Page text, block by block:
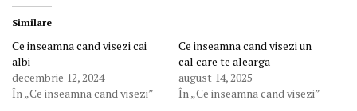
Similare
Ce inseamna cand visezi cai
albi
decembrie 12, 2024
În „Ce inseamna cand visezi”
Ce inseamna cand visezi un
cal care te alearga
august 14, 2025
În „Ce inseamna cand visezi”